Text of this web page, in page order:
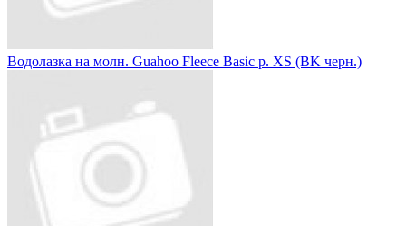
Водолазка на молн. Guahoo Fleece Basic р. XS (BK черн.)